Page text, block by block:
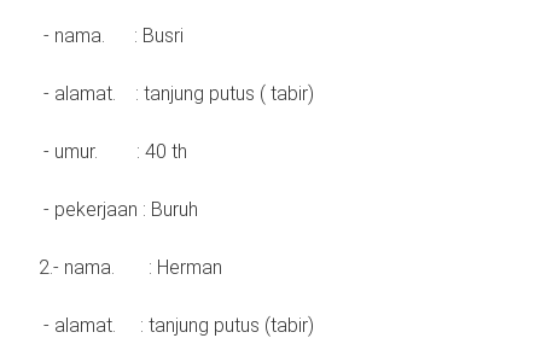
- nama. : Busri
- alamat. : tanjung putus ( tabir)
- umur. : 40 th
- pekerjaan : Buruh
2.- nama. : Herman
- alamat. : tanjung putus (tabir)